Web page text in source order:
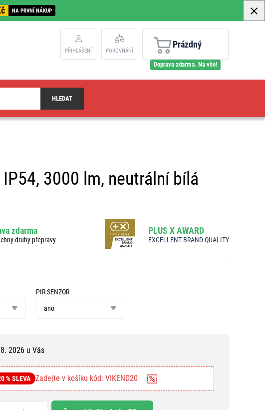
NA PRVNÍ NÁKUP
PŘIHLÁŠENÍ POROVNÁNÍ
Prázdný
Doprava zdarma. Na vše!
HLEDAT
3000 lm, neutrální bílá
zdarma
druhy přepravy
PLUS X AWARD
EXCELLENT BRAND QUALITY
PIR SENZOR
senzor
ano
2026 u Vás
% SLEVA Zadejte v košíku kód: VIKEND20